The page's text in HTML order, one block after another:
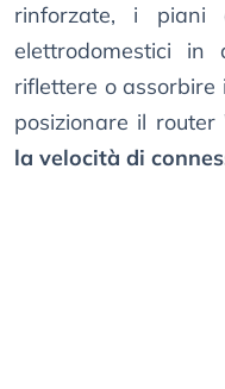
rinforzate, i
elettrodomestici in
riflettere o assorbire
posizionare il
la velocità di